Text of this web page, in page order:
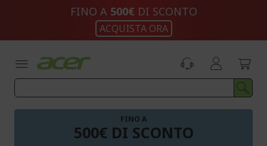
FINO A 500€ DI SCONTO
ACQUISTA ORA
FINO A
500€ DI SCONTO